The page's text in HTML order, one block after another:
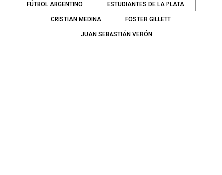
FÚTBOL ARGENTINO ESTUDIANTES DE LA PLATA
CRISTIAN MEDINA FOSTER GILLETT
JUAN SEBASTIÁN VERÓN